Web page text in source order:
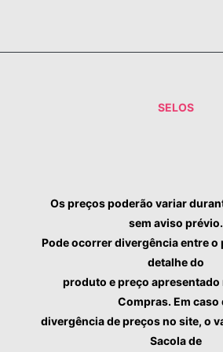
SELOS
Os preços poderão variar
sem aviso prévio.
Pode ocorrer divergência entre o
detalhe do
produto e preço apresentado
Compras. Em caso
divergência de preços no site, o
Sacola de